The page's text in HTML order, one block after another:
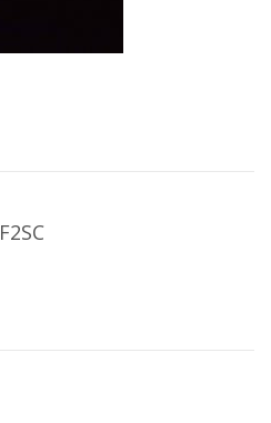
F2SC